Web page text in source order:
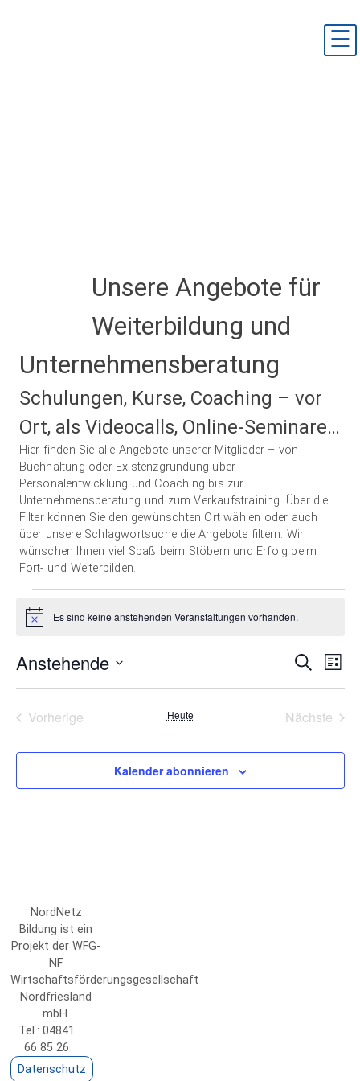
☰
Unsere Angebote für
Weiterbildung und
Unternehmensberatung
Schulungen, Kurse, Coaching – vor
Ort, als Videocalls, Online-Seminare…
Hier finden Sie alle Angebote unserer Mitglieder – von
Buchhaltung oder Existenzgründung über
Personalentwicklung und Coaching bis zur
Unternehmensberatung und zum Verkaufstraining. Über die
Filter können Sie den gewünschten Ort wählen oder auch
über unsere Schlagwortsuche die Angebote filtern. Wir
wünschen Ihnen viel Spaß beim Stöbern und Erfolg beim
Fort- und Weiterbilden.
Veranstaltungen
HinweisEs sind keine anstehenden Veranstaltungen vorhanden.
Suche
und
Suche
Liste
Anstehende
Vorherige
Heute
Nächste
Kalender abonnieren
NordNetz
Bildung ist ein
Projekt der WFG-
NF
Wirtschaftsförderungsgesellschaft
Nordfriesland
mbH.
Tel.: 04841
66 85 26
Datenschutz